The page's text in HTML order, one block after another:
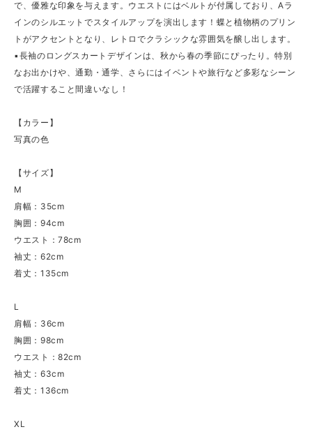
で、優雅な印象を与えます。ウエストにはベルトが付属しており、Aラ
インのシルエットでスタイルアップを演出します！蝶と植物柄のプリン
トがアクセントとなり、レトロでクラシックな雰囲気を醸し出します。
▪長袖のロングスカートデザインは、秋から春の季節にぴったり。特別
なお出かけや、通勤・通学、さらにはイベントや旅行など多彩なシーン
で活躍すること間違いなし！
【カラー】
写真の色
【サイズ】
M
肩幅：35cm
胸囲：94cm
ウエスト：78cm
袖丈：62cm
着丈：135cm
L
肩幅：36cm
胸囲：98cm
ウエスト：82cm
袖丈：63cm
着丈：136cm
XL